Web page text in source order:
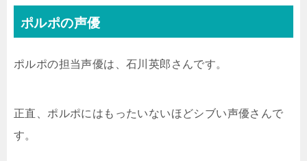
ポルポの声優
ポルポの担当声優は、石川英郎さんです。
正直、ポルポにはもったいないほどシブい声優さんで
す。